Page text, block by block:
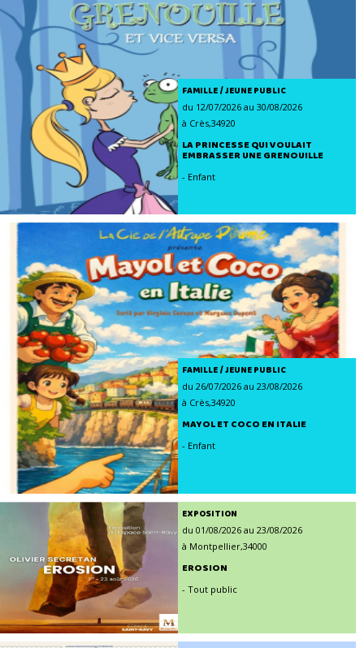
FAMILLE / JEUNE PUBLIC
du 12/07/2026 au 30/08/2026
à Crès,34920
LA PRINCESSE QUI VOULAIT
EMBRASSER UNE GRENOUILLE
- Enfant
FAMILLE / JEUNE PUBLIC
du 26/07/2026 au 23/08/2026
à Crès,34920
MAYOL ET COCO EN ITALIE
- Enfant
EXPOSITION
du 01/08/2026 au 23/08/2026
à Montpellier,34000
EROSION
- Tout public